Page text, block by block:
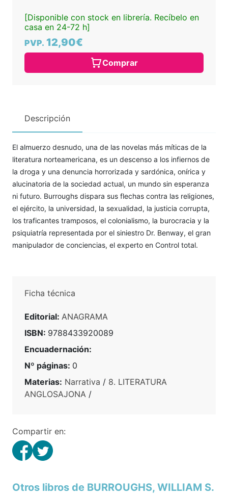
[Disponible con stock en librería. Recíbelo en
casa en 24-72 h]
PVP. 12,90€
Comprar
Descripción
El almuerzo desnudo, una de las novelas más míticas de la
literatura norteamericana, es un descenso a los infiernos de
la droga y una denuncia horrorizada y sardónica, onírica y
alucinatoria de la sociedad actual, un mundo sin esperanza
ni futuro. Burroughs dispara sus flechas contra las religiones,
el ejército, la universidad, la sexualidad, la justicia corrupta,
los traficantes tramposos, el colonialismo, la burocracia y la
psiquiatría representada por el siniestro Dr. Benway, el gran
manipulador de conciencias, el experto en Control total.
Ficha técnica
Editorial: ANAGRAMA
ISBN: 9788433920089
Encuadernación:
Nº páginas: 0
Materias: Narrativa / 8. LITERATURA
ANGLOSAJONA /
Compartir en:
Otros libros de BURROUGHS, WILLIAM S.